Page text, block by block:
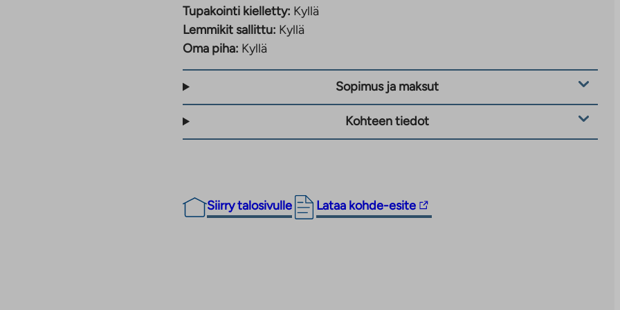
ja yhdessä
lokakuussa 2025.
A 1, muina
Tupakointi kielletty: Kyllä
Lemmikit sallittu: Kyllä
Oma piha: Kyllä
Sopimus ja maksut
Kohteen tiedot
Siirry talosivulle Lataa kohde-esite
Linkki
vie